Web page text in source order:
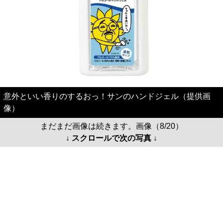
意外といい香りのするおっ！サンのハンドジェル（提供画
像）
まだまだ画像は続きます。画像（8/20）
↓ スクロールで次の写真 ↓